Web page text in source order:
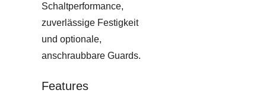
Schaltperformance,
zuverlässige Festigkeit
und optionale,
anschraubbare Guards.
Features